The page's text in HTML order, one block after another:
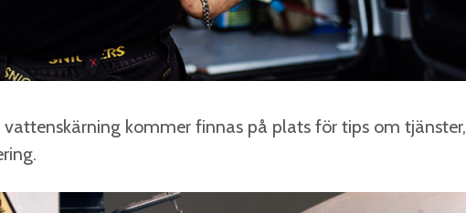
vattenskärning kommer finnas på plats för tips om tjänster,